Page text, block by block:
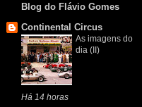
Blog do Flávio Gomes
Continental Circus
As imagens do
dia (II)
Há 14 horas